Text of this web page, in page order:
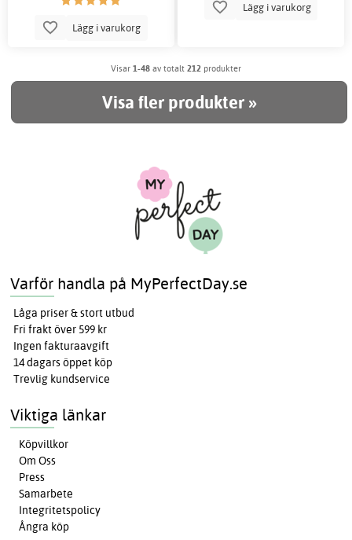
Lägg i varukorg
Lägg i varukorg
Visar 1-48 av totalt 212 produkter
Visa fler produkter »
Varför handla på MyPerfectDay.se
Låga priser & stort utbud
Fri frakt över 599 kr
Ingen fakturaavgift
14 dagars öppet köp
Trevlig kundservice
Viktiga länkar
Köpvillkor
Om Oss
Press
Samarbete
Integritetspolicy
Ångra köp